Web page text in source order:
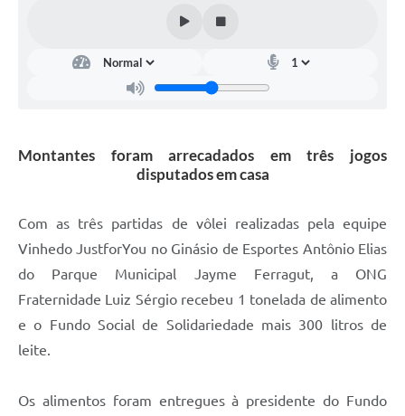
Arquivos para Download
Contas Públicas
Links Úteis
Montantes foram arrecadados em três jogos
disputados em casa
Com as três partidas de vôlei realizadas pela equipe
Vinhedo JustforYou no Ginásio de Esportes Antônio Elias
do Parque Municipal Jayme Ferragut, a ONG
Fraternidade Luiz Sérgio recebeu 1 tonelada de alimento
e o Fundo Social de Solidariedade mais 300 litros de
leite.
Os alimentos foram entregues à presidente do Fundo